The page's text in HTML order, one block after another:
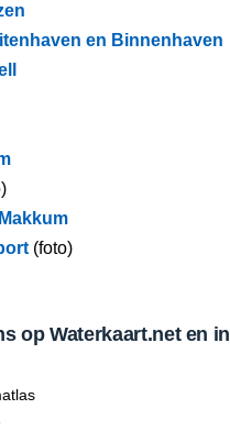
en Binnenhaven
(foto)
op Waterkaart.net en in